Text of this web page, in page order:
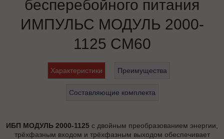
бесперебойного питания
ИМПУЛЬС МОДУЛЬ 2000-
1125 СМ60
Характеристики Преимущества
Составляющие комплекта
ИБП МОДУЛЬ 2000-1125 с двойным преобразованием энергии,
трёхфазным входом и трёхфазным выходом обеспечивает